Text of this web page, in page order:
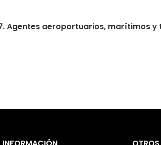
Agentes aeroportuarios, marítimos